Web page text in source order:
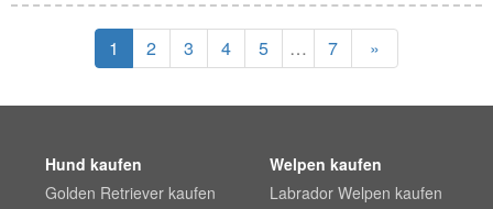
1 2 3 4 5 … 7 »
Hund kaufen
Golden Retriever kaufen
Welpen kaufen
Labrador Welpen kaufen